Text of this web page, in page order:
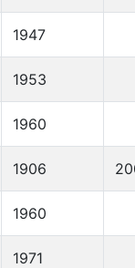
1947
1953
1960
1906
1960
1971